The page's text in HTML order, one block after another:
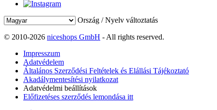
Ország / Nyelv változtatás
© 2010-2026 niceshops GmbH - All rights reserved.
Impresszum
Adatvédelem
Általános Szerződési Feltételek és Elállási Tájékoztató
Akadálymentesítési nyilatkozat
Adatvédelmi beállítások
Előfizetéses szerződés lemondása itt